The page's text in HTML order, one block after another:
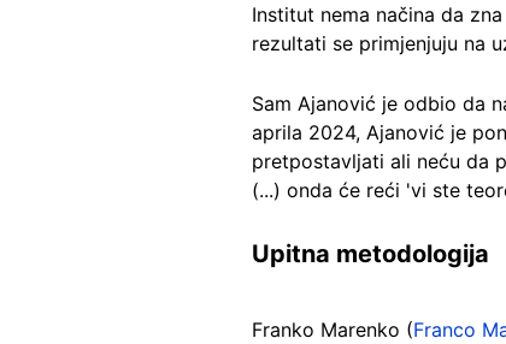
Institut nema načina da
rezultati se primjenjuju na
Sam Ajanović je odbio da
aprila 2024, Ajanović je
pretpostavljati ali neću da
(...) onda će reći 'vi ste
Upitna metodologija
Franko Marenko (Franco